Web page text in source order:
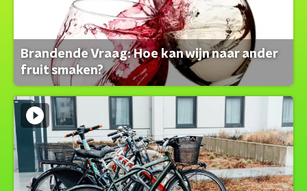
Brandende Vraag: Hoe kan wijn naar ander
fruit smaken?